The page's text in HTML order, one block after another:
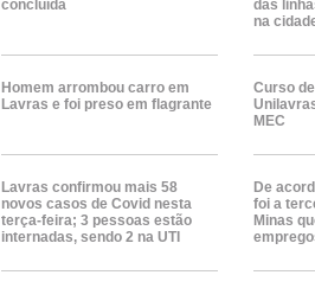
concluída
das
na
Homem arrombou carro em
Lavras e foi preso em flagrante
Curso
MEC
Lavras confirmou mais 58
novos casos de Covid nesta
terça-feira; 3 pessoas estão
internadas, sendo 2 na UTI
De
foi a
Minas